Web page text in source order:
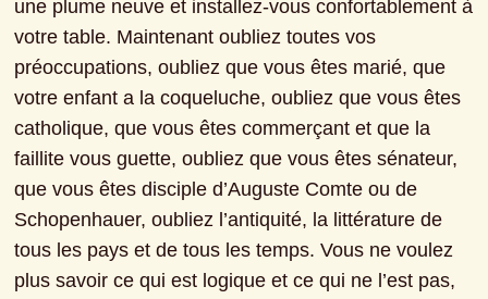
une plume neuve et installez-vous confortablement à
votre table. Maintenant oubliez toutes vos
préoccupations, oubliez que vous êtes marié, que
votre enfant a la coqueluche, oubliez que vous êtes
catholique, que vous êtes commerçant et que la
faillite vous guette, oubliez que vous êtes sénateur,
que vous êtes disciple d’Auguste Comte ou de
Schopenhauer, oubliez l’antiquité, la littérature de
tous les pays et de tous les temps. Vous ne voulez
plus savoir ce qui est logique et ce qui ne l’est pas,